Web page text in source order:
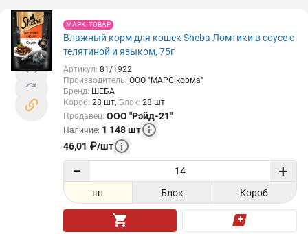
МАРК. ТОВАР
Влажный корм для кошек Sheba Ломтики в соусе с
телятиной и языком, 75г
Артикул: 81/1922
Производитель: ООО "МАРС корма"
Бренд: ШЕБА
Короб: 28 шт Блок: 28 шт
Продавец: ООО "Рэйд-21"
Наличие: 1 148шт
46,01 ₽/шт
− +
шт Блок Короб